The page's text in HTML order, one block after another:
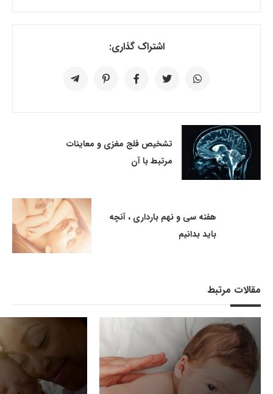
اشتراک گذاری:
تشخیص فلج مغزی و معاینات
مرتبط با آن
هفته سی و نهم بارداری ، آنچه
باید بدانیم
مقالات مرتبط